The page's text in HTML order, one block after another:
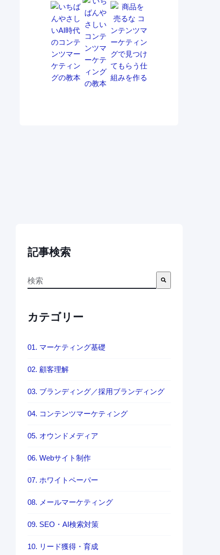
記事検索
これは、自動候補機能付きの検索フィールドです。
カテゴリー
01. マーケティング基礎
02. 顧客理解
03. ブランディング／採用ブランディング
04. コンテンツマーケティング
05. オウンドメディア
06. Webサイト制作
07. ホワイトペーパー
08. メールマーケティング
09. SEO・AI検索対策
10. リード獲得・育成